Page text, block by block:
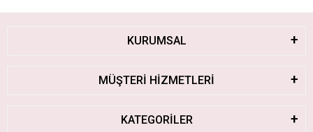
KURUMSAL
MÜŞTERİ HİZMETLERİ
KATEGORİLER